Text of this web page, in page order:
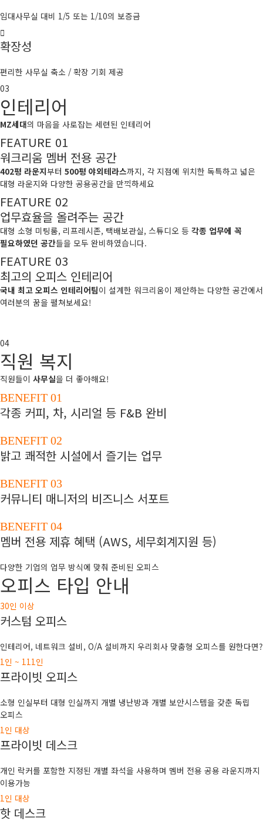
임대사무실 대비 1/5 또는 1/10의 보증금
확장성
편리한 사무실 축소 / 확장 기회 제공
03
인테리어
MZ세대의 마음을 사로잡는 세련된 인테리어
FEATURE 01
워크리움 멤버 전용 공간
402평 라운지부터 500평 야외테라스까지, 각 지점에 위치한 독특하고 넓은
대형 라운지와 다양한 공용공간을 만끽하세요
FEATURE 02
업무효율을 올려주는 공간
대형 소형 미팅룸, 리프레시존, 택배보관실, 스튜디오 등 각종 업무에 꼭
필요하였던 공간들을 모두 완비하였습니다.
FEATURE 03
최고의 오피스 인테리어
국내 최고 오피스 인테리어팀이 설계한 워크리움이 제안하는 다양한 공간에서
여러분의 꿈을 펼쳐보세요!
04
직원 복지
직원들이 사무실을 더 좋아해요!
BENEFIT 01
각종 커피, 차, 시리얼 등 F&B 완비
BENEFIT 02
밝고 쾌적한 시설에서 즐기는 업무
BENEFIT 03
커뮤니티 매니저의 비즈니스 서포트
BENEFIT 04
멤버 전용 제휴 혜택 (AWS, 세무회계지원 등)
다양한 기업의 업무 방식에 맞춰 준비된 오피스
오피스 타입 안내
30인 이상
커스텀 오피스
인테리어, 네트워크 설비, O/A 설비까지 우리회사 맞춤형 오피스를 원한다면?
1인 ~ 111인
프라이빗 오피스
소형 인실부터 대형 인실까지 개별 냉난방과 개별 보안시스템을 갖춘 독립
오피스
1인 대상
프라이빗 데스크
개인 락커를 포함한 지정된 개별 좌석을 사용하며 멤버 전용 공용 라운지까지
이용가능
1인 대상
핫 데스크